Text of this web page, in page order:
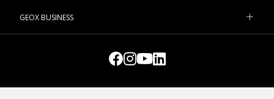
GEOX BUSINESS